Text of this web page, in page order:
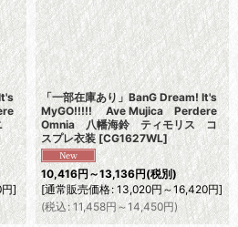
円]
「一部在庫あり」BanG Dream! It's
MyGO!!!!! Ave Mujica Perdere
Omnia 八幡海鈴 ティモリス コ
スプレ衣装 [CG1627WL]
10,416円～13,136円(税別)
[通常販売価格: 13,020円～16,420円]
(税込: 11,458円～14,450円)